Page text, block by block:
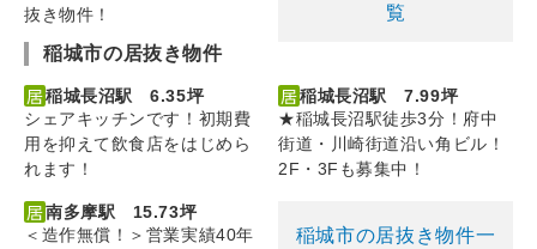
抜き物件！
覧
稲城市の居抜き物件
稲城長沼駅 6.35坪
シェアキッチンです！初期費
用を抑えて飲食店をはじめら
れます！
稲城長沼駅 7.99坪
★稲城長沼駅徒歩3分！府中
街道・川崎街道沿い角ビル！
2F・3Fも募集中！
南多摩駅 15.73坪
＜造作無償！＞営業実績40年
稲城市の居抜き物件一